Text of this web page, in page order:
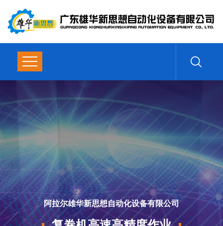
阿拉尔雄华新思想自动化设备有限公司